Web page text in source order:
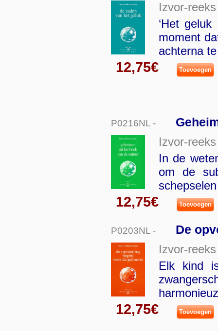
Izvor-reeks
‘Het
moment
achterna
12,75€ Toevoegen
P0216NL -
Izvor-reeks
In de
om de
12,75€ Toevoegen
P0203NL - De
Izvor-reeks
Elk kind
12,75€ Toevoegen